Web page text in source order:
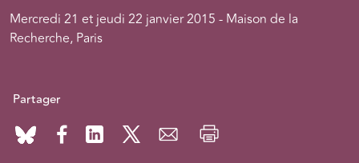
Mercredi 21 et jeudi 22 janvier 2015 - Maison de la
Recherche, Paris
Partager